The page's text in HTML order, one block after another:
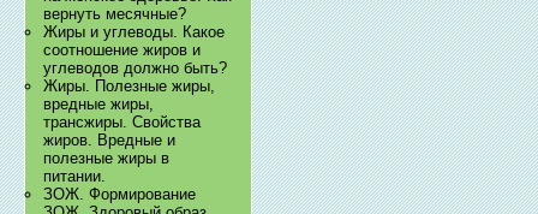
вернуть месячные?
Жиры и углеводы. Какое
соотношение жиров и
углеводов должно быть?
Жиры. Полезные жиры,
вредные жиры,
трансжиры. Свойства
жиров. Вредные и
полезные жиры в
питании.
ЗОЖ. Формирование